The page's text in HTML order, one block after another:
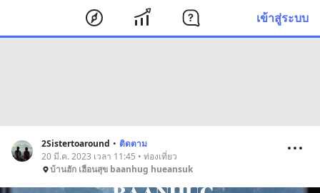
เข้าสู่ระบบ
2Sistertoaround • ติดตาม
20 มี.ค. 2023 เวลา 11:45 • ท่องเที่ยว
บ้านฮัก เฮือนสุข baanhug hueansuk